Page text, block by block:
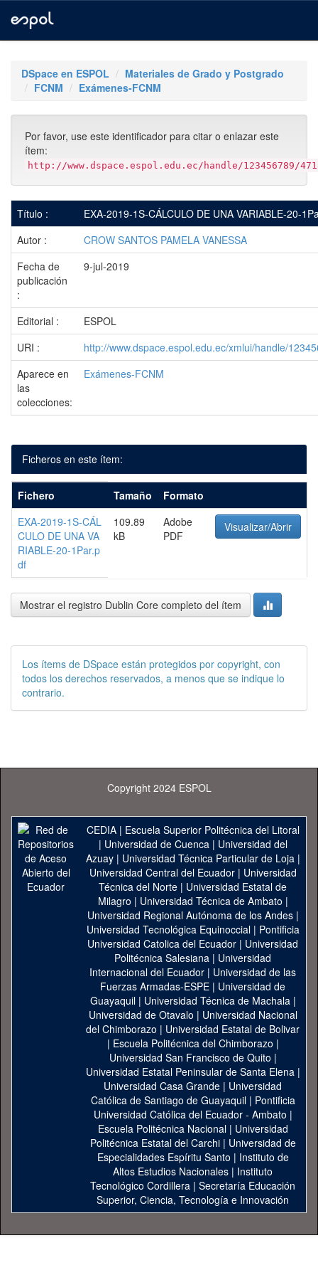
navigationDSpace en ESPOL
Materiales de Grado y Postgrado
FCNM
Exámenes-FCNM
Por favor, use este identificador para citar o enlazar este
ítem:
http://www.dspace.espol.edu.ec/handle/123456789/
Título :
EXA-2019-1S-CÁLCULO DE UNA VARIABLE-20-
Autor :
CROW SANTOS PAMELA VANESSA
Fecha de
publicación
:
9-jul-2019
Editorial :
ESPOL
URI :
http://www.dspace.espol.edu.ec/xmlui/handle/
Aparece en
las
colecciones:
Exámenes-FCNM
Ficheros en este ítem:
Fichero Tamaño
Formato
EXA-2019-1S-CÁL
CULO DE UNA VA
RIABLE-20-1Par.p
df
109.89
kB
Adobe
PDF
Visualizar/Abrir
Mostrar el registro Dublin Core completo del ítem
Los ítems de DSpace están protegidos por copyright, con
todos los derechos reservados, a menos que se indique lo
contrario.
Copyright 2024 ESPOL
CEDIA| Escuela Superior Politécnica del Litoral
| Universidad de Cuenca| Universidad del
Azuay| Universidad Técnica Particular de Loja|
Universidad Central del Ecuador| Universidad
Técnica del Norte | Universidad Estatal de
Milagro | Universidad Técnica de Ambato |
Universidad Regional Autónoma de los Andes|
Universidad Tecnológica Equinoccial| Pontificia
Universidad Catolica del Ecuador | Universidad
Politécnica Salesiana | Universidad
Internacional del Ecuador | Universidad de las
Fuerzas Armadas-ESPE | Universidad de
Guayaquil| Universidad Técnica de Machala|
Universidad de Otavalo | Universidad Nacional
del Chimborazo | Universidad Estatal de Bolivar
| Escuela Politécnica del Chimborazo |
Universidad San Francisco de Quito |
Universidad Estatal Peninsular de Santa Elena|
Universidad Casa Grande | Universidad
Católica de Santiago de Guayaquil| Pontificia
Universidad Católica del Ecuador - Ambato |
Escuela Politécnica Nacional| Universidad
Politécnica Estatal del Carchi| Universidad de
Especialidades Espíritu Santo | Instituto de
Altos Estudios Nacionales | Instituto
Tecnológico Cordillera | Secretaría Educación
Superior, Ciencia, Tecnología e Innovación